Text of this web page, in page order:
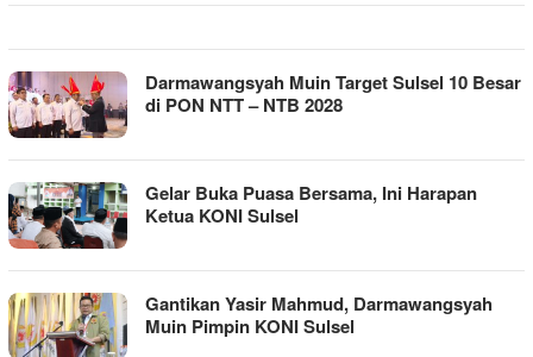
Darmawangsyah Muin Target Sulsel 10 Besar
di PON NTT – NTB 2028
Gelar Buka Puasa Bersama, Ini Harapan
Ketua KONI Sulsel
Gantikan Yasir Mahmud, Darmawangsyah
Muin Pimpin KONI Sulsel